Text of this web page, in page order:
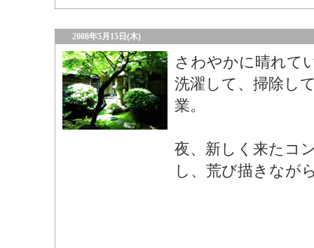
2008年5月15日(木)
さわやかに晴れて
洗濯して、掃除し
業。
夜、新しく来たコ
し、荒び描きなが